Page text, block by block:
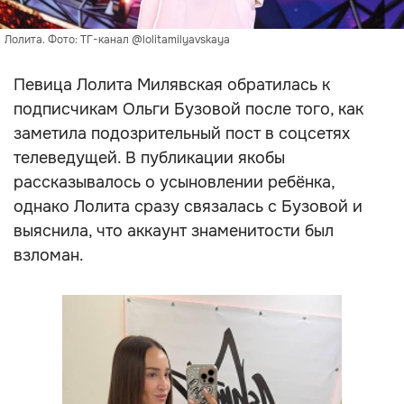
Лолита. Фото: ТГ-канал @lolitamilyavskaya
Певица Лолита Милявская обратилась к
подписчикам Ольги Бузовой после того, как
заметила подозрительный пост в соцсетях
телеведущей. В публикации якобы
рассказывалось о усыновлении ребёнка,
однако Лолита сразу связалась с Бузовой и
выяснила, что аккаунт знаменитости был
взломан.